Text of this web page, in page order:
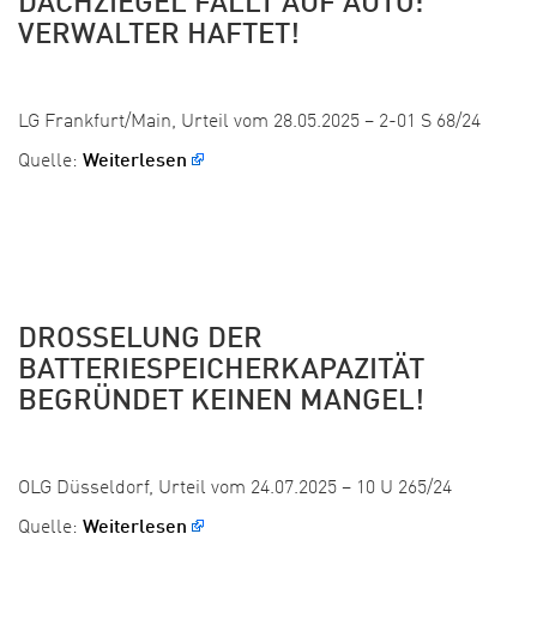
VERWALTER HAFTET!
LG Frankfurt/Main, Urteil vom 28.05.2025 – 2-01 S 68/24
Quelle: Weiterlesen
DROSSELUNG DER
BATTERIESPEICHERKAPAZITÄT
BEGRÜNDET KEINEN MANGEL!
OLG Düsseldorf, Urteil vom 24.07.2025 – 10 U 265/24
Quelle: Weiterlesen